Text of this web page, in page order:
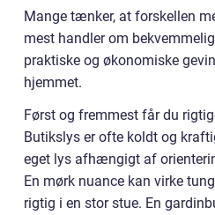
Mange tænker, at forskellen
mest handler om
praktiske og økonomiske
hjemmet.
Først og fremmest får du
Butikslys er ofte koldt og
eget lys afhængigt af
En mørk nuance kan virke
rigtig i en stor stue. En